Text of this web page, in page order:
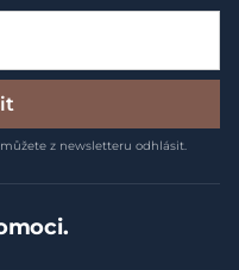
z newsletteru odhlásit.